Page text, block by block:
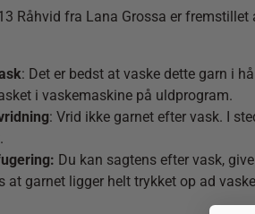
Råhvid fra Lana Grossa er
: Det er bedst at vaske dette garn i
i vaskemaskine på uldprogram.
: Vrid ikke garnet efter vask. I
Du kan sagtens efter vask,
at garnet ligger helt trykket op ad